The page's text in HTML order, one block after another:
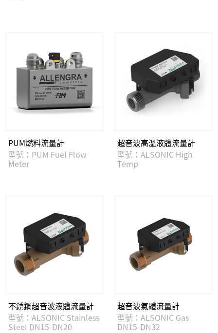
PUM燃料流量計
型號：PUM Fuel Flow
Meter
超音波高溫液體流量計
型號：ALSONIC High
Temp
不銹鋼超音波液體流量計
型號：ALSONIC Stainless
Steel DN15-DN20
超音波氣體流量計
型號：ALSONIC Gas
DN15-DN32